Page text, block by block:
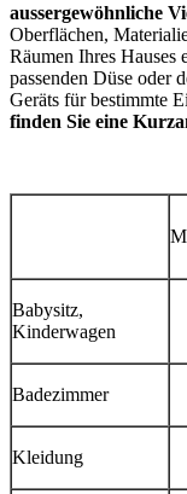
aussergewöhnliche
Oberflächen,
Räumen Ihres
passenden Düse oder
Geräts für bestimmte
finden Sie eine
Babysitz​,
Kinderwagen
Badezimmer​
Kleidung